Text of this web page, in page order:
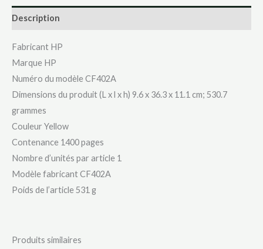
Description
Fabricant ‎HP
Marque ‎HP
Numéro du modèle ‎CF402A
Dimensions du produit (L x l x h) ‎9.6 x 36.3 x 11.1 cm; 530.7
grammes
Couleur ‎Yellow
Contenance 1400 pages
Nombre d’unités par article ‎1
Modèle fabricant ‎CF402A
Poids de l’article ‎531 g
Produits similaires